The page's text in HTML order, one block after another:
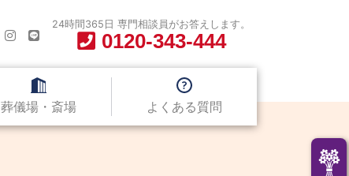
葬儀場・斎場 よくある質問
24時間365日 専門相談員がお答えします。
0120-343-444